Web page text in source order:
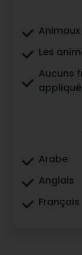
Les
Aucuns
Arabe
Anglais
Français